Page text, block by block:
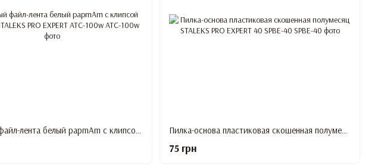
75 грн